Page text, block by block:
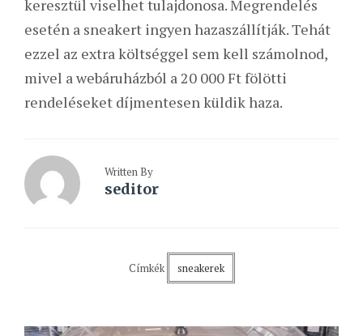
keresztül viselhet tulajdonosa. Megrendelés
esetén a sneakert ingyen hazaszállítják. Tehát
ezzel az extra költséggel sem kell számolnod,
mivel a webáruházból a 20 000 Ft fölötti
rendeléseket díjmentesen küldik haza.
Written By
seditor
Címkék sneakerek